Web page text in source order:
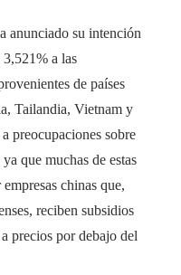
anunciado su intención
3,521% a las
de países
Tailandia, Vietnam y
preocupaciones sobre
que muchas de estas
chinas que,
reciben subsidios
precios por debajo del